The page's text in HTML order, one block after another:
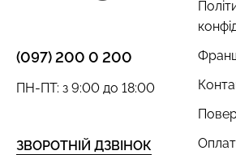
(097) 200 0 200
ЗВОРОТНІЙ ДЗВІНОК
ПН-ПТ: з 9:00 до 18:00